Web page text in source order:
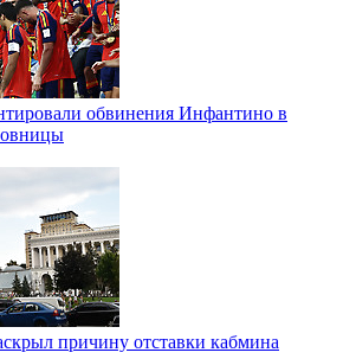
обвинения Инфантино в
причину отставки кабмина